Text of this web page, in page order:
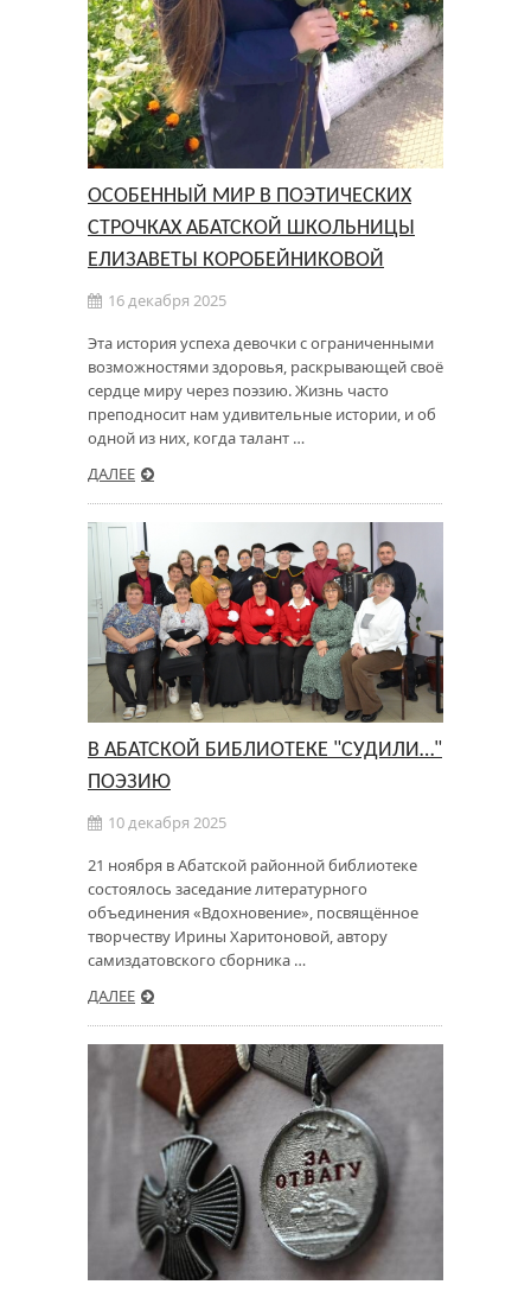
ОСОБЕННЫЙ МИР В ПОЭТИЧЕСКИХ
СТРОЧКАХ АБАТСКОЙ ШКОЛЬНИЦЫ
ЕЛИЗАВЕТЫ КОРОБЕЙНИКОВОЙ
16 декабря 2025
Эта история успеха девочки с ограниченными
возможностями здоровья, раскрывающей своё
сердце миру через поэзию. Жизнь часто
преподносит нам удивительные истории, и об
одной из них, когда талант …
ДАЛЕЕ
В АБАТСКОЙ БИБЛИОТЕКЕ "СУДИЛИ…"
ПОЭЗИЮ
10 декабря 2025
21 ноября в Абатской районной библиотеке
состоялось заседание литературного
объединения «Вдохновение», посвящённое
творчеству Ирины Харитоновой, автору
самиздатовского сборника …
ДАЛЕЕ